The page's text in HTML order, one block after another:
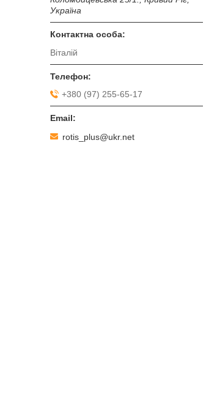
Україна
Віталій
+380 (97) 255-65-17
rotis_plus@ukr.net